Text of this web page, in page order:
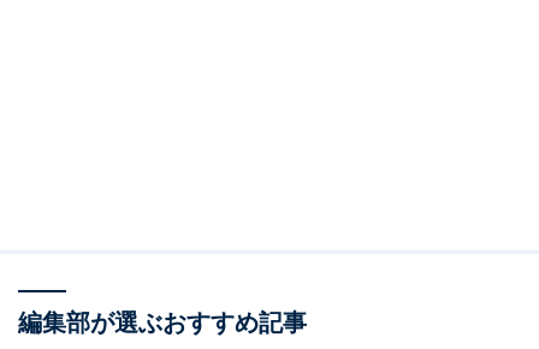
いもの部
編集部が選ぶおすすめ記事